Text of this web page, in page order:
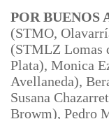
POR BUENOS
(STMO,
(STMLZ Lomas
Plata), Monica
Avellaneda),
Susana
Browm), Pedro